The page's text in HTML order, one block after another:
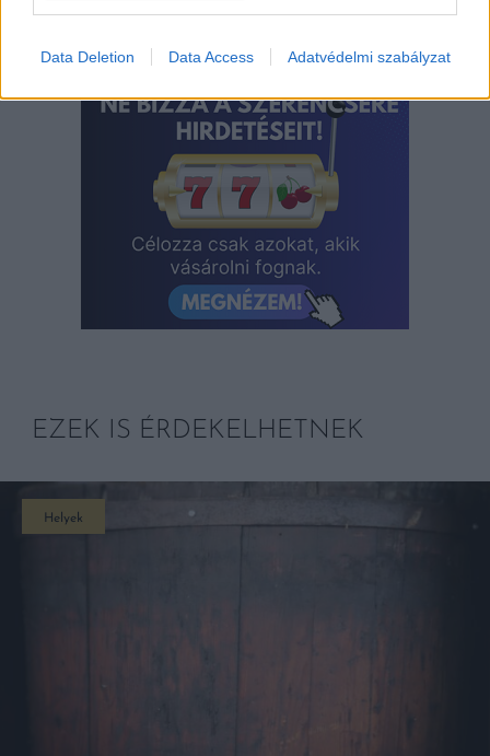
Data Deletion Data Access Adatvédelmi szabályzat
EZEK IS ÉRDEKELHETNEK
Helyek